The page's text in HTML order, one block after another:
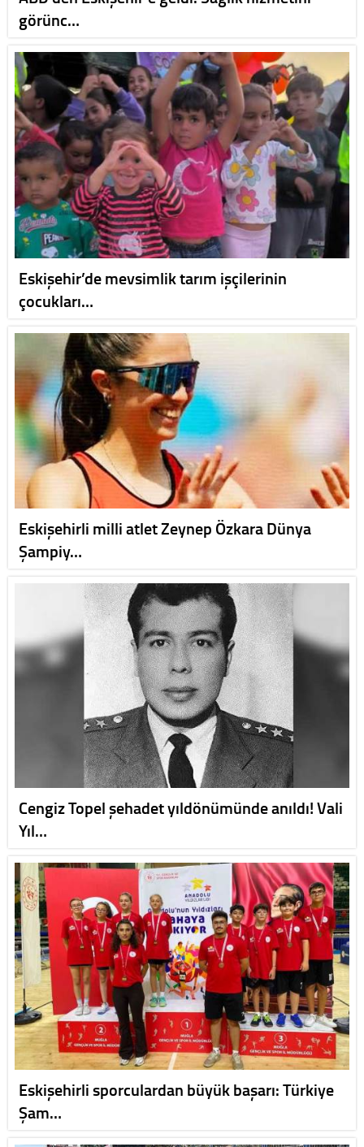
görünc…
Eskişehir’de mevsimlik tarım işçilerinin
çocukları…
Eskişehirli milli atlet Zeynep Özkara Dünya
Şampiy…
Cengiz Topel şehadet yıldönümünde anıldı! Vali
Yıl…
Eskişehirli sporculardan büyük başarı: Türkiye
Şam…